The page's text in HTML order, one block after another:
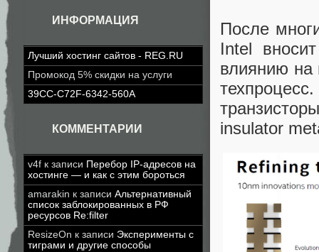
ИНФОРМАЦИЯ
Лучший хостинг сайтов - REG.RU
Промокод 5% скидки на услуги
39CC-C72F-6342-560A
КОММЕНТАРИИ
v4f к записи Перебор IP-адресов на
хостинге — и как с этим бороться
amarakin к записи Альтернативный
список заблокированных в РФ
ресурсов Re:filter
ResizeOn к записи Эксперименты с
тиграми и другие способы
После
Intel
влиянию на
insulator